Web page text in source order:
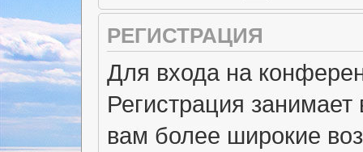
РЕГИСТРАЦИЯ
Для входа на
Регистрация занимает
вам более широкие